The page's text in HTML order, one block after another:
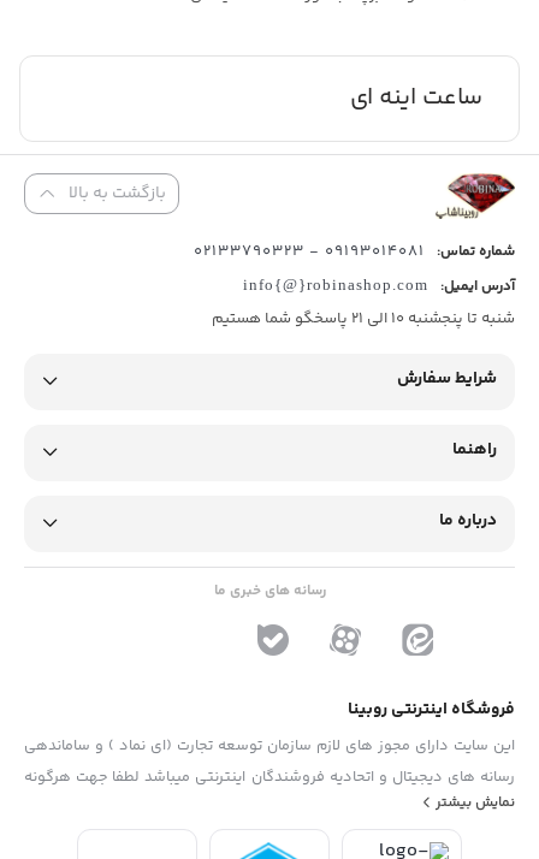
ساعت اینه ای
بازگشت به بالا
شماره تماس: 09193014081 - 02133790323
آدرس ایمیل: info{@}robinashop.com
شنبه تا پنجشنبه 10 الی 21 پاسخگو شما هستیم
شرایط سفارش
راهنما
درباره ما
رسانه های خبری ما
فروشگاه اینترنتی روبینا
این سایت دارای مجوز های لازم سازمان توسعه تجارت (ای نماد ) و ساماندهی
رسانه های دیجیتال و اتحادیه فروشندگان اینترنتی میباشد لطفا جهت هرگونه
پیشنهاد ، انتفاد و یا شکایات از فرم "تماس با ما" استفاده نمایید . تلفن های
نمایش بیشتر